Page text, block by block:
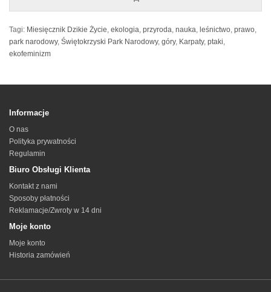
Tagi: Miesięcznik Dzikie Życie, ekologia, przyroda, nauka, leśnictwo, prawo,
park narodowy, Świętokrzyski Park Narodowy, góry, Karpaty, ptaki,
ekofeminizm
Informacje
O nas
Polityka prywatności
Regulamin
Biuro Obsługi Klienta
Kontakt z nami
Sposoby płatności
Reklamacje/Zwroty w 14 dni
Moje konto
Moje konto
Historia zamówień